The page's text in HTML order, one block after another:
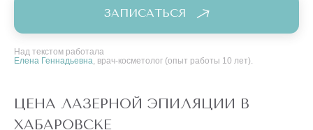
ЗАПИСАТЬСЯ
Над текстом работала
Елена Геннадьевна, врач-косметолог (опыт работы 10 лет).
ЦЕНА ЛАЗЕРНОЙ ЭПИЛЯЦИИ В
ХАБАРОВСКЕ